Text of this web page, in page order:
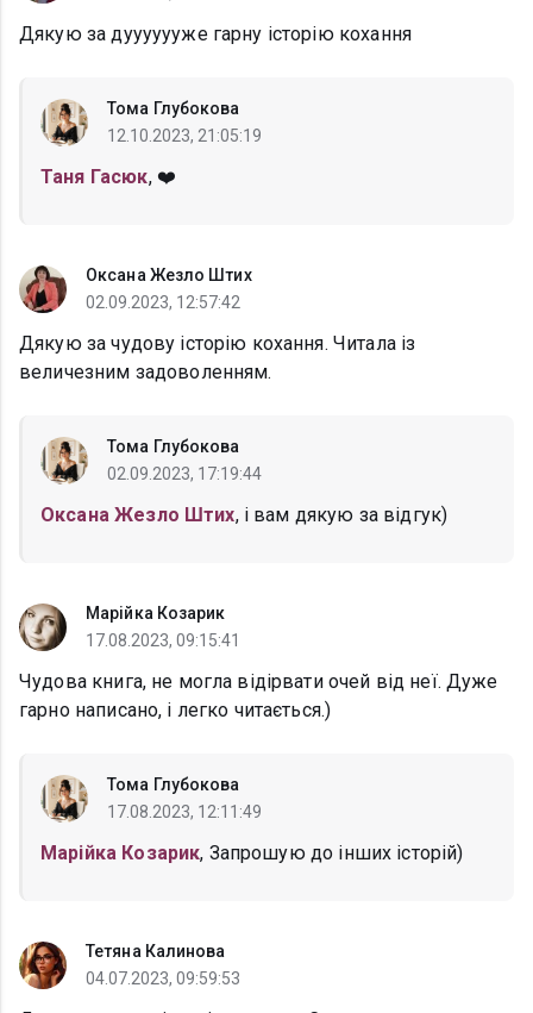
Дякую за дууууууже гарну історію кохання
Тома Глубокова
12.10.2023, 21:05:19
Таня Гасюк, ❤️
Оксана Жезло Штих
02.09.2023, 12:57:42
Дякую за чудову історію кохання. Читала із
величезним задоволенням.
Тома Глубокова
02.09.2023, 17:19:44
Оксана Жезло Штих, і вам дякую за відгук)
Марійка Козарик
17.08.2023, 09:15:41
Чудова книга, не могла відірвати очей від неї. Дуже
гарно написано, і легко читається.)
Тома Глубокова
17.08.2023, 12:11:49
Марійка Козарик, Запрошую до інших історій)
Тетяна Калинова
04.07.2023, 09:59:53